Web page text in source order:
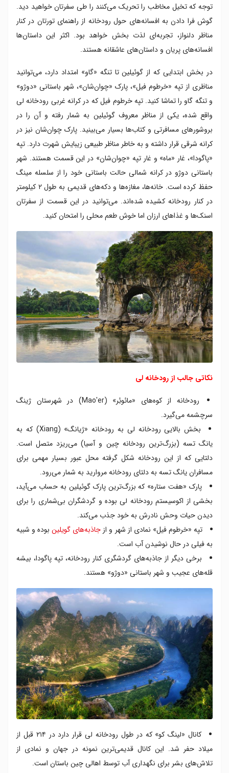
توجه که تخیل مخاطب را تحریک می‌کنند را طی سفرتان خواهید دید.
گوش فرا دادن به افسانه‌های حول رودخانه از راهنمای تورتان در کنار
مناظر دلنواز، تجربه‌ای لذت بخش خواهد بود. اکثر این داستان‌ها
افسانه‌های پریان و داستان‌های عاشقانه هستند.
در بخش ابتدایی که از گوئیلین تا تنگه «گاو» امتداد دارد، می‌توانید
مناظری از تپه «خرطوم فیل»، پارک «چوان‌شان»، شهر باستانی «دوژو»
و تنگه گاو را تماشا کنید. تپه خرطوم فیل که در کرانه غربی رودخانه لی
واقع شده، یکی از مناظر معروف گوئیلین به شمار رفته و آن را در
بروشورهای مسافرتی و کتاب‌ها بسیار می‌بینید. پارک چوان‌شان نیز در
کرانه شرقی قرار داشته و به خاطر مناظر طبیعی زیبایش شهرت دارد. تپه
«پاگودا»، غار «ماه» و غار تپه «چوان‌شان» در این قسمت هستند. شهر
باستانی دوژو در کرانه شمالی حالت باستانی خود را از سلسله مینگ
حفظ کرده است. خانه‌ها، مغازه‌ها و دکه‌های قدیمی به طول ۲ کیلومتر
در کنار رودخانه کشیده شده‌اند. می‌توانید در این قسمت از سفرتان
اسنک‌ها و غذاهای ارزان اما خوش طعم محلی را امتحان کنید.
نکاتی جالب از رودخانه لی
رودخانه از کوه‌های «مائوئِر» (Mao'er) در شهرستان ژینگ
سرچشمه می‌گیرد.
بخش بالایی رودخانه لی به رودخانه «ژیانگ» (Xiang) که به
یانگ تسه (بزرگ‌ترین رودخانه چین و آسیا) می‌ریزد متصل است.
دلتایی که از این رودخانه شکل گرفته محل عبور بسیار مهمی برای
مسافران یانگ تسه به دلتای رودخانه مروارید به شمار می‌رود.
پارک «هفت ستاره» که بزرگ‌ترین پارک گوئیلین به حساب می‌آید،
بخشی از اکوسیستم رودخانه لی بوده و گردشگران بی‌شماری را برای
دیدن حیات وحش نادرش به خود جذب می‌کند.
تپه «خرطوم فیل» نمادی از شهر و از جاذبه‌های گویلینبوده و شبیه
به فیلی در حال نوشیدن آب است.
برخی دیگر از جاذبه‌های گردشگری کنار رودخانه، تپه پاگودا، بیشه
قله‌های عجیب و شهر باستانی «دوژو» هستند.
کانال «لینگ کو» که در طول رودخانه لی قرار دارد در ۲۱۴ قبل از
میلاد حفر شد. این کانال قدیمی‌ترین نمونه در جهان و نمادی از
تلاش‌های بشر برای نگهداری آب توسط اهالی چین باستان است.